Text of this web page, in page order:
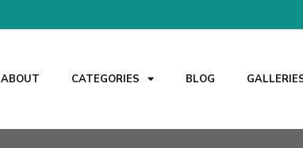
ABOUT CATEGORIES BLOG